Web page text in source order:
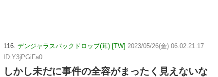
116: デンジャラスバックドロップ(茸) [TW] 2023/05/26(金) 06:02:21.17
ID:Y3jPGiFa0
しかし未だに事件の全容がまったく見えないな